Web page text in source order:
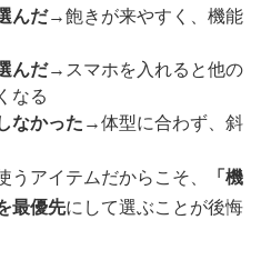
んだ→飽きが来やすく、機能
んだ→スマホを入れると他の
なる
なかった→体型に合わず、斜
アイテムだからこそ、
「機
最優先にして選ぶことが後悔